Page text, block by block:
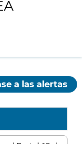
a las alertas